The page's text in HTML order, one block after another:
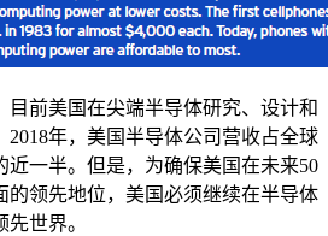
前美国在尖端半导体研究、设计和
年，美国半导体公司营收占全球
近一半。但是，为确保美国在未来50
的领先地位，美国必须继续在半导体
世界。